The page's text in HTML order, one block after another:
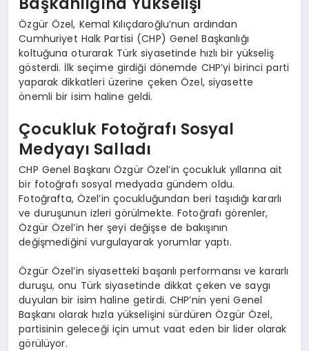
Özgür Özel, Kemal Kılıçdaroğlu’nun ardından
Cumhuriyet Halk Partisi (CHP) Genel Başkanlığı
koltuğuna oturarak Türk siyasetinde hızlı bir yükseliş
gösterdi. İlk seçime girdiği dönemde CHP’yi birinci parti
yaparak dikkatleri üzerine çeken Özel, siyasette
önemli bir isim haline geldi.
Çocukluk Fotoğrafı Sosyal
Medyayı Salladı
CHP Genel Başkanı Özgür Özel’in çocukluk yıllarına ait
bir fotoğrafı sosyal medyada gündem oldu.
Fotoğrafta, Özel’in çocukluğundan beri taşıdığı kararlı
ve duruşunun izleri görülmekte. Fotoğrafı görenler,
Özgür Özel’in her şeyi değişse de bakışının
değişmediğini vurgulayarak yorumlar yaptı.
Özgür Özel’in siyasetteki başarılı performansı ve kararlı
duruşu, onu Türk siyasetinde dikkat çeken ve saygı
duyulan bir isim haline getirdi. CHP’nin yeni Genel
Başkanı olarak hızla yükselişini sürdüren Özgür Özel,
partisinin geleceği için umut vaat eden bir lider olarak
görülüyor.